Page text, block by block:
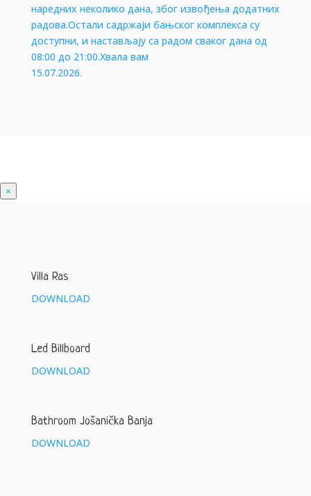
наредних неколико дана, због извођења додатних
радова.Остали садржаји бањског комплекса су
доступни, и настављају са радом сваког дана од
08:00 до 21:00.Хвала вам
15.07.2026.
×
Villa Ras
DOWNLOAD
Led Billboard
DOWNLOAD
Bathroom Jošanička Banja
DOWNLOAD